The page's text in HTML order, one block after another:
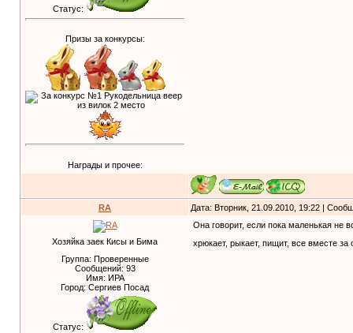
Статус:
Призы за конкурсы:
Награды и прочее:
RA Дата: Вторник, 21.09.2010, 19:22 |
Хозяйка заек Кисы и Бима
Группа: Проверенные
Сообщений: 93
Имя: ИРА
Город: Сергиев Посад
Статус:
Она говорит, если пока маленькая не
хрюкает, рыкает, пищит, все вместе за